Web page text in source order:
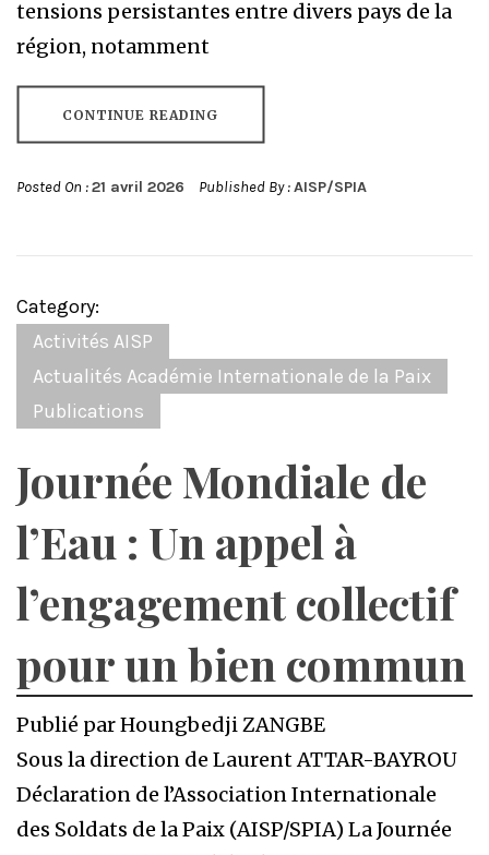
tensions persistantes entre divers pays de la
région, notamment
CONTINUE READING
Posted On :21 avril 2026 Published By :AISP/SPIA
Category:
Activités AISP
Actualités Académie Internationale de la Paix
Publications
Journée Mondiale de
l’Eau : Un appel à
l’engagement collectif
pour un bien commun
Publié par Houngbedji ZANGBE
Sous la direction de Laurent ATTAR-BAYROU
Déclaration de l’Association Internationale
des Soldats de la Paix (AISP/SPIA) La Journée